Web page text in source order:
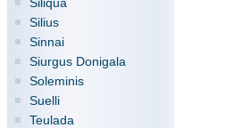
Silius
Sinnai
Siurgus Donigala
Soleminis
Suelli
Teulada